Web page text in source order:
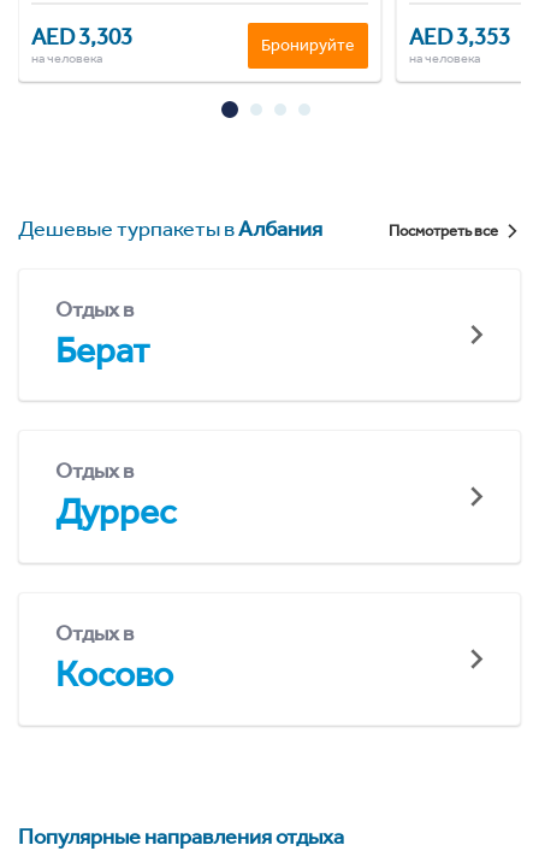
AED 3,303
на человека
Бронируйте AED 3,353
на человека
Дешевые турпакеты вАлбания Посмотреть все
Отдых в
Берат
Отдых в
Дуррес
Отдых в
Косово
Популярные направления отдыха